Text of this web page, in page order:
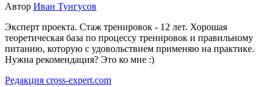
Автор Иван Тунгусов
Эксперт проекта. Стаж тренировок - 12 лет. Хорошая
теоретическая база по процессу тренировок и правильному
питанию, которую с удовольствием применяю на практике.
Нужна рекомендация? Это ко мне :)
Редакция cross-expert.com